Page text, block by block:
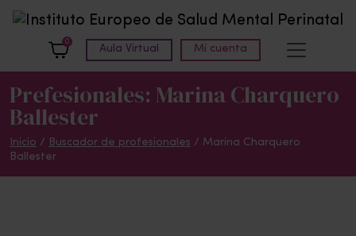
0
Aula Virtual Mi cuenta
Prefesionales: Marina Charquero
Ballester
Inicio / Buscador de profesionales / Marina Charquero
Ballester